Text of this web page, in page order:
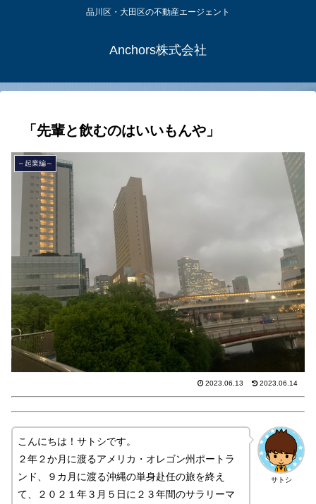
品川区・大田区の不動産エージェント
Anchors株式会社
「先輩と飲むのはいいもんや」
～起業編～
2023.06.13 2023.06.14
サトシ
こんにちは！サトシです。
２年２か月に渡るアメリカ・オレゴン州ポートラ
ンド、９カ月に渡る沖縄の単身赴任の旅を終え
て、２０２１年３月５日に２３年間のサラリーマ